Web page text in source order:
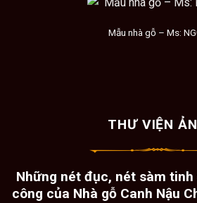
Mẫu nhà gỗ – Ms:
THƯ VIỆN
Những nét đục, nét sàm
công của Nhà gỗ Canh Nậu